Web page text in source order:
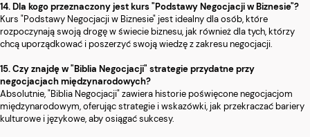
14. Dla kogo przeznaczony jest kurs "Podstawy Negocjacji w Biznesie"?
Kurs "Podstawy Negocjacji w Biznesie" jest idealny dla osób, które
rozpoczynają swoją drogę w świecie biznesu, jak również dla tych, którzy
chcą uporządkować i poszerzyć swoją wiedzę z zakresu negocjacji.
15. Czy znajdę w "Biblia Negocjacji" strategie przydatne przy
negocjacjach międzynarodowych?
Absolutnie, "Biblia Negocjacji" zawiera historie poświęcone negocjacjom
międzynarodowym, oferując strategie i wskazówki, jak przekraczać bariery
kulturowe i językowe, aby osiągać sukcesy.